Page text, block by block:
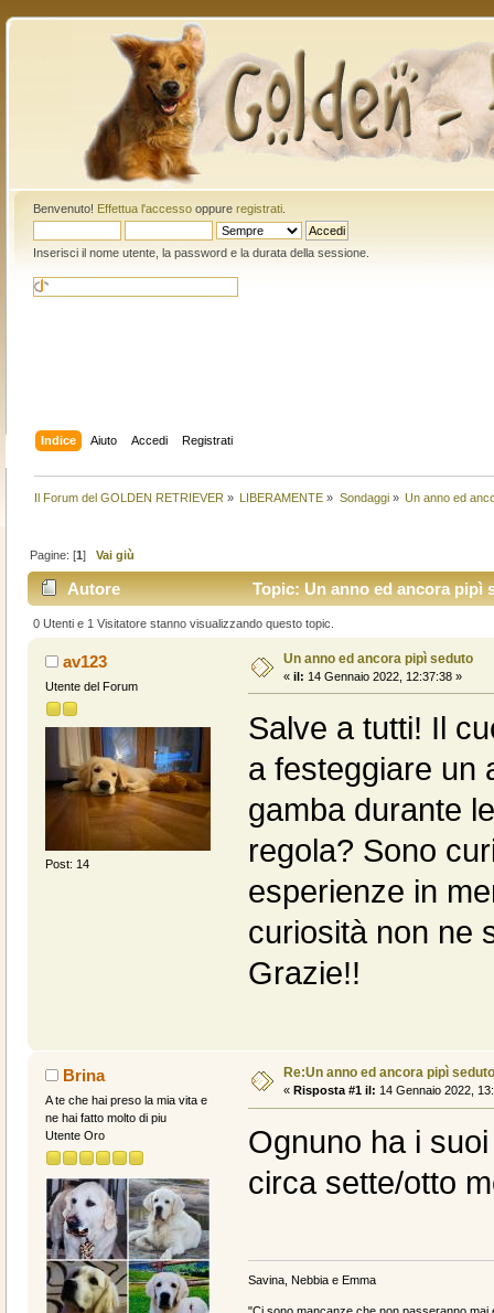
Benvenuto! Effettua l'accessooppure registrati.
Inserisci il nome utente, la password e la durata della sessione.
Indice Aiuto Accedi Registrati
Il Forum del GOLDEN RETRIEVER » LIBERAMENTE » Sondaggi» Un anno ed
Pagine: [1]Vai giù
Autore Topic: Un anno ed ancora pipì
0 Utenti e 1 Visitatore stanno visualizzando questo topic.
av123
Utente del Forum
Post: 14
Un anno ed ancora pipì seduto
« il: 14 Gennaio 2022, 12:37:38 »
Salve a tutti! Il
a festeggiare un
gamba durante
regola? Sono
esperienze in
curiosità non ne
Grazie!!
Brina
A te che hai preso la mia vita e
ne hai fatto molto di piu
Utente Oro
Re:Un anno ed ancora pipì seduto
« Risposta #1 il: 14 Gennaio 2022,
Ognuno ha i
circa sette/otto
Savina, Nebbia e Emma